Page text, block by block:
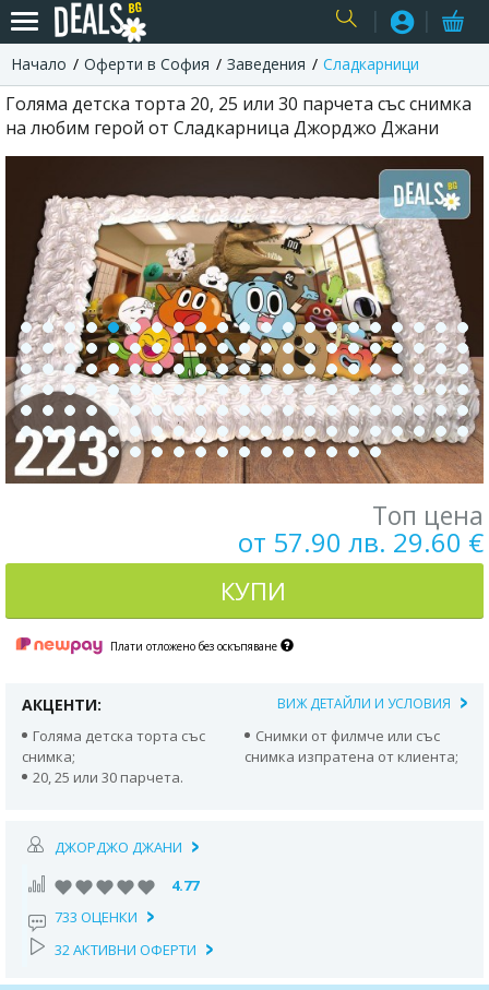
USER
Начало Оферти в София Заведения Сладкарници
Голяма детска торта 20, 25 или 30 парчета със снимка
на любим герой от Сладкарница Джорджо Джани
Топ цена
от 57.90 лв. 29.60 €
КУПИ
Плати отложено без оскъпяване
АКЦЕНТИ: ВИЖ ДЕТАЙЛИ И УСЛОВИЯ
Голяма детска торта със
снимка;
Снимки от филмче или със
снимка изпратена от клиента;
20, 25 или 30 парчета.
ДЖОРДЖО ДЖАНИ
4.77
733 ОЦЕНКИ
32 АКТИВНИ ОФЕРТИ